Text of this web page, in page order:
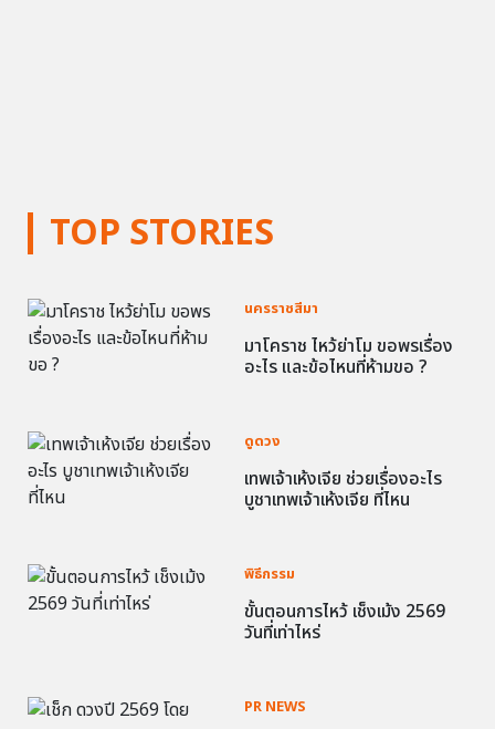
TOP STORIES
นครราชสีมา
มาโคราช ไหว้ย่าโม ขอพรเรื่อง
อะไร และข้อไหนที่ห้ามขอ ?
ดูดวง
เทพเจ้าเห้งเจีย ช่วยเรื่องอะไร
บูชาเทพเจ้าเห้งเจีย ที่ไหน
พิธีกรรม
ขั้นตอนการไหว้ เช็งเม้ง 2569
วันที่เท่าไหร่
PR NEWS